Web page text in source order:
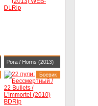
Рога / Horns (2013)
WEB-DLRip Боевик